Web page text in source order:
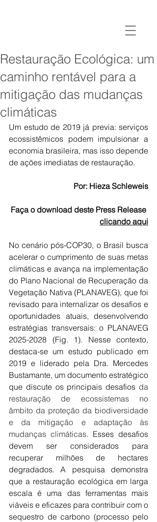
Restauração Ecológica: um
caminho rentável para a
mitigação das mudanças
climáticas
Um estudo de 2019 já previa: serviços
ecossistêmicos podem impulsionar a
economia brasileira, mas isso depende
de ações imediatas de restauração.
Por: Hieza Schleweis
Faça o download deste Press Release
clicando aqui
No cenário pós-COP30, o Brasil busca
acelerar o cumprimento de suas metas
climáticas e avança na implementação
do Plano Nacional de Recuperação da
Vegetação Nativa (PLANAVEG), que foi
revisado para internalizar os desafios e
oportunidades atuais, desenvolvendo
estratégias transversais: o PLANAVEG
2025-2028 (Fig. 1). Nesse contexto,
destaca-se um estudo publicado em
2019 e liderado pela Dra. Mercedes
Bustamante, um documento estratégico
que discute os principais desafios da
restauração de ecossistemas no
âmbito da proteção da biodiversidade
e da mitigação e adaptação às
mudanças climáticas. Esses desafios
devem ser considerados para
recuperar milhões de hectares
degradados. A pesquisa demonstra
que a restauração ecológica em larga
escala é uma das ferramentas mais
viáveis e eficazes para contribuir com o
sequestro de carbono (processo pelo